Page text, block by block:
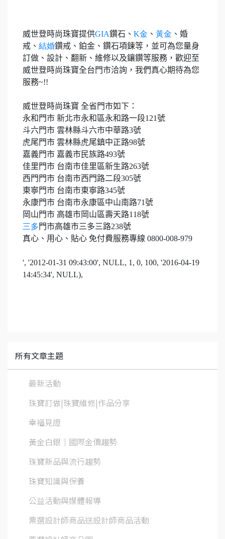
威世登時尚珠寶提供GIA鑽石、 K金 、 黃金 、婚
戒、 結婚鑽戒、鉑金、鑽石項鍊等，並可為您量身
訂做、設計、翻新、維修以及鑲鑽等服務，歡迎至
威世登時尚珠寶全台門市洽詢，我們真心期待為您
服務~!!
威世登時尚珠寶 全省門市如下：
永和門市 新北市永和區永和路一段121號
斗六門市 雲林縣斗六市中華路3號
虎尾門市 雲林縣虎尾鎮中正路98號
嘉義門市 嘉義市民族路493號
佳里門市 台南市佳里區新生路263號
西門門市 台南市西門路二段305號
東寧門市 台南市東寧路345號
永康門市 台南市永康區中山南路71號
岡山門市 高雄市岡山區壽天路118號
三多門市高雄市三多三路238號
真心、用心、貼心 免付費服務專線 0800-008-979
', '2012-01-31 09:43:00', NULL, 1, 0, 100, '2016-04-19
14:45:34', NULL),
所有文章主題
最新活動
珠寶訂做|珠寶維修|作品分享
幸福見證
黃金白銀│國際金價趨勢
珠寶新品與流行趨勢
珠寶知識與保養
公益活動與媒體報導
票選設計師商品送設計師商品活動